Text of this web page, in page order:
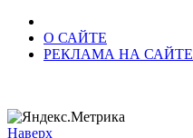
О САЙТЕ
РЕКЛАМА НА САЙТЕ
Наверх